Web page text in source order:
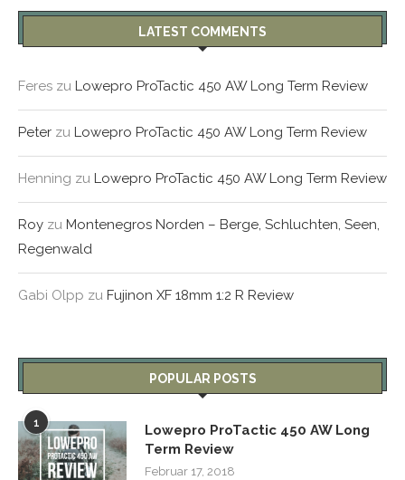
LATEST COMMENTS
Feres zu Lowepro ProTactic 450 AW Long Term Review
Peter zu Lowepro ProTactic 450 AW Long Term Review
Henning zu Lowepro ProTactic 450 AW Long Term Review
Roy zu Montenegros Norden – Berge, Schluchten, Seen,
Regenwald
Gabi Olpp zu Fujinon XF 18mm 1:2 R Review
POPULAR POSTS
1
Lowepro ProTactic 450 AW Long
Term Review
Februar 17, 2018